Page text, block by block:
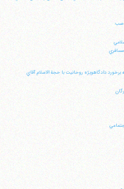
دادگاهويژه روحانيت با حجة الاسلام آقاي